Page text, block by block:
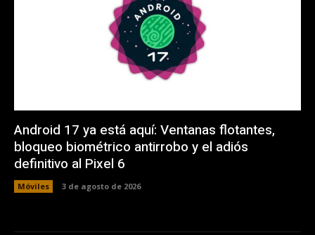
Android 17 ya está aquí: Ventanas flotantes,
bloqueo biométrico antirrobo y el adiós
definitivo al Pixel 6
Móviles 3 de agosto de 2026